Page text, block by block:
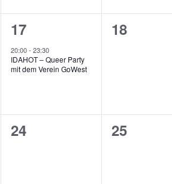
1
Veranstaltung,
17
20:00-23:30
IDAHOT – Queer Party
mit dem Verein GoWest
0
18
0
24
0
25